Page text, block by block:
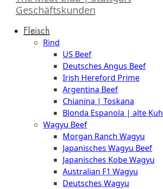
Geschäftskunden
Fleisch
Rind
US Beef
Deutsches Angus Beef
Irish Hereford Prime
Argentina Beef
Chianina | Toskana
Blonda Espanola | alte Kuh
Wagyu Beef
Morgan Ranch Wagyu
Japanisches Wagyu Beef
Japanisches Kobe Wagyu
Australian F1 Wagyu
Deutsches Wagyu